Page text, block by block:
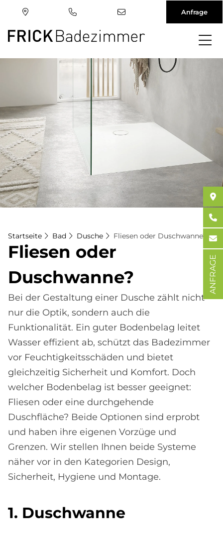
Anfrage
Startseite Bad Dusche Fliesen oder Duschwanne?
Flie­sen oder
Dusch­wan­ne?
Bei der Gestaltung einer Dusche zählt nicht
nur die Optik, sondern auch die
Funktionalität. Ein guter Bodenbelag leitet
Wasser effizient ab, schützt das Badezimmer
vor Feuchtigkeitsschäden und bietet
gleichzeitig Sicherheit und Komfort. Doch
welcher Bodenbelag ist besser geeignet:
Fliesen oder eine durchgehende
Duschfläche? Beide Optionen sind erprobt
und haben ihre eigenen Vorzüge und
Grenzen. Wir stellen Ihnen beide Systeme
näher vor in den Kategorien Design,
Sicherheit, Hygiene und Montage.
1. Dusch­wan­ne
ANFRAGE